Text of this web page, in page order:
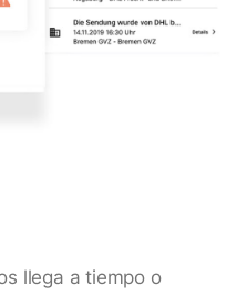
llega a tiempo o